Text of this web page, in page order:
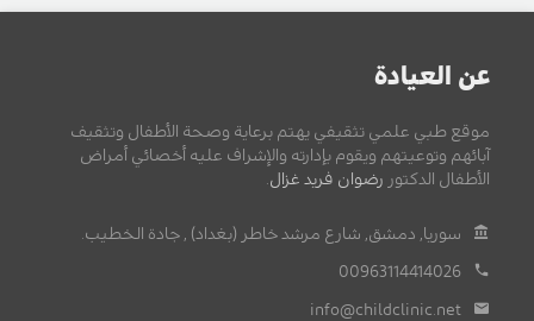
عن العيادة
موقع طبي علمي تثقيفي يهتم برعاية وصحة الأطفال وتثقيف
آبائهم وتوعيتهم ويقوم بإدارته والإشراف عليه أخصائي أمراض
الأطفال الدكتور رضوان فريد غزال.
سوريا, دمشق, شارع مرشد خاطر (بغداد) , جادة الخطيب.
00963114414026
info@childclinic.net